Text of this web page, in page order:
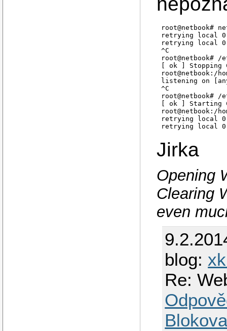
root@netbook#
retrying local
retrying local
^C
root@netbook#
[ ok ] Stopping
root@netbook:/
listening on
^C
[ ok ] Starting
root@netbook:/
retrying local
Jirka
Opening
Clearing
even
blog:
Re: